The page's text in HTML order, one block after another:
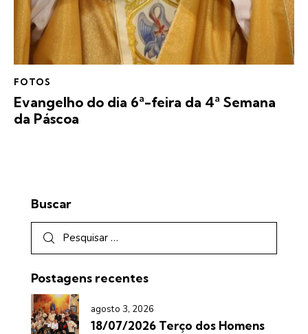
FOTOS
Evangelho do dia 6ª-feira da 4ª Semana
da Páscoa
Buscar
Postagens recentes
agosto 3, 2026
18/07/2026 Terço dos Homens